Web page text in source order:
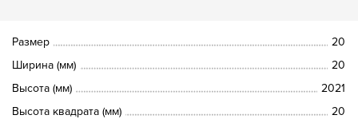
Размер
20
Ширина (мм)
20
Высота (мм)
2021
Высота квадрата (мм)
20